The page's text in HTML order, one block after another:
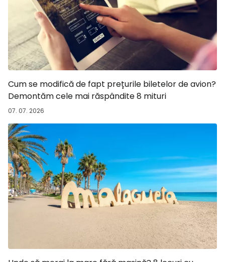
Cum se modifică de fapt prețurile biletelor de avion?
Demontăm cele mai răspândite 8 mituri
07. 07. 2026